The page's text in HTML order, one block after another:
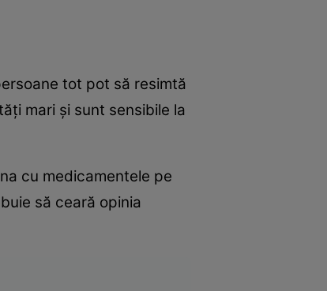
tot pot să resimtă
mari și sunt sensibile la
cu medicamentele pe
să ceară opinia